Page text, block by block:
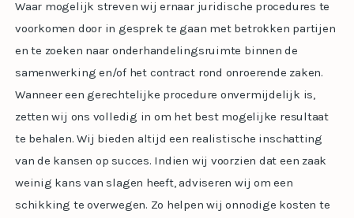
Waar mogelijk streven wij ernaar juridische procedures te
voorkomen door in gesprek te gaan met betrokken partijen
en te zoeken naar onderhandelingsruimte binnen de
samenwerking en/of het contract rond onroerende zaken.
Wanneer een gerechtelijke procedure onvermijdelijk is,
zetten wij ons volledig in om het best mogelijke resultaat
te behalen. Wij bieden altijd een realistische inschatting
van de kansen op succes. Indien wij voorzien dat een zaak
weinig kans van slagen heeft, adviseren wij om een
schikking te overwegen. Zo helpen wij onnodige kosten te